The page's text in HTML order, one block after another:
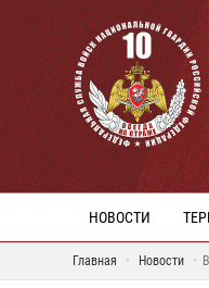
НОВОСТИ
Главная Новости